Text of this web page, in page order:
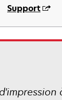
Support